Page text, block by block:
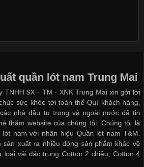
phổ biến nhất hiện nay. Không chỉ đa
liệu, áo thun còn có nhiều form dáng
với từng phong cách thời trang và nhu
Trang Phục Phổ Biến Nhất Hiện Nay
quần lót nam Trung Mai
TNHH SX - TM - XNK Trung Mai xin gởi lời
sức khỏe tới toàn thể Quí khách hàng,
nhà đầu tư trong và ngoài nước đã tin
thăm website của chúng tôi. Chúng tôi là
nam với nhãn hiệu Quần lót nam T&M.
sản xuất ra nhiều dòng sản phẩm khác về
loại vải đặc trung Cotton 2 chiều, Cotton 4